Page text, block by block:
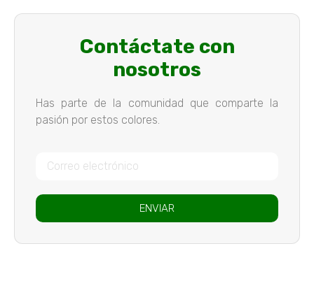
Contáctate con
nosotros
Has parte de la comunidad que comparte la
pasión por estos colores.
ENVIAR